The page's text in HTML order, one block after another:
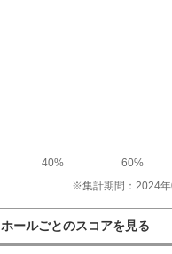
40% 60%
※集計期間：2024
ホールごとのスコアを見る